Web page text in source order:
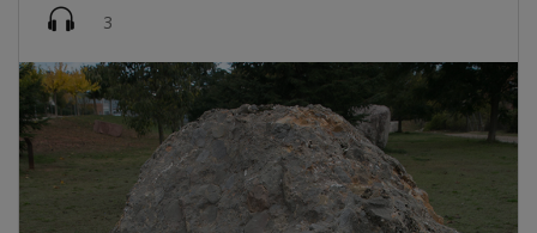
Imatge 3